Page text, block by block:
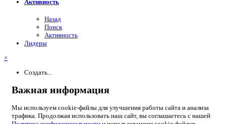
Активность
Назад
Поиск
Активность
Лидеры
×
Создать...
Важная информация
Мы используем cookie-файлы для улучшения работы сайта и анализа
трафика. Продолжая использовать наш сайт, вы соглашаетесь с нашей